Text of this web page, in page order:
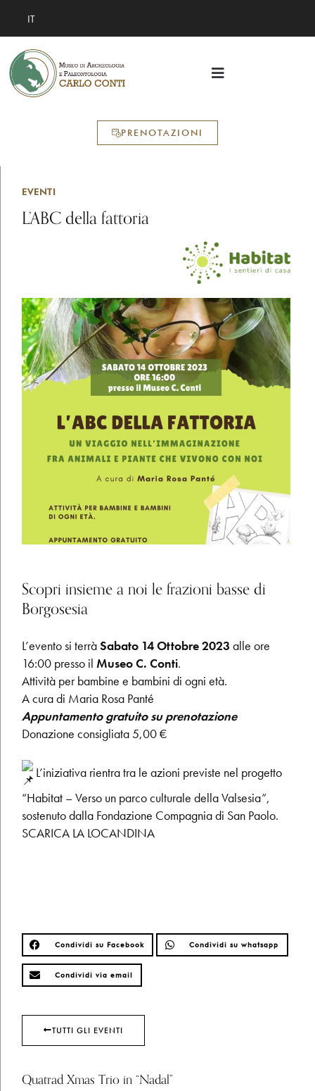
IT
PRENOTAZIONI
EVENTI
L’ABC della fattoria
Scopri insieme a noi le frazioni basse di
Borgosesia
L’evento si terràSabato 14 Ottobre 2023 alle ore
16:00 presso il Museo C. Conti.
Attività per bambine e bambini di ogni età.
A cura di Maria Rosa Panté
Appuntamento gratuito su prenotazione
Donazione consigliata 5,00 €
L’iniziativa rientra tra le azioni previste nel progetto
“Habitat – Verso un parco culturale della Valsesia”,
sostenuto dalla Fondazione Compagnia di San Paolo.
SCARICA LA LOCANDINA
Condividi su Facebook Condividi su whatsapp
Condividi via email
TUTTI GLI EVENTI
Quatrad Xmas Trio in “Nadal”